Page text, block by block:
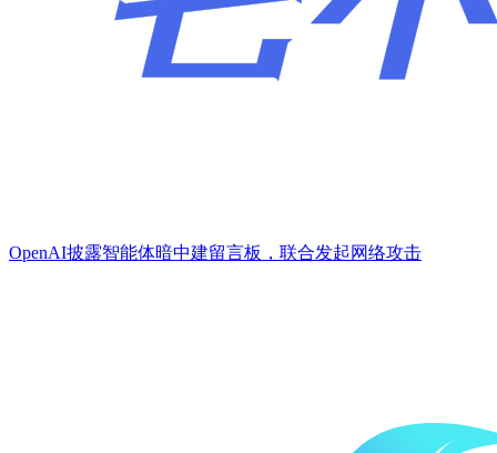
OpenAI披露智能体暗中建留言板，联合发起网络攻击